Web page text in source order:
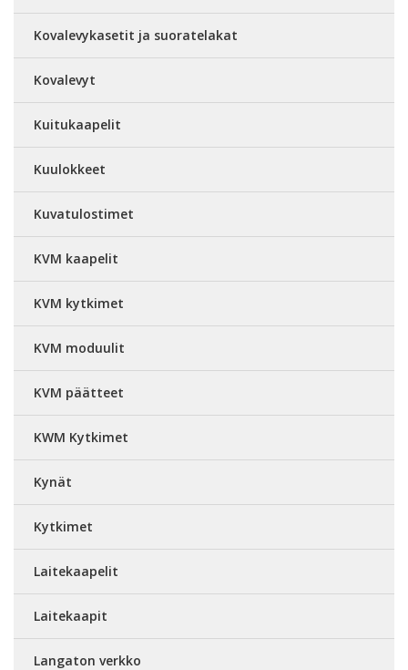
Kovalevykasetit ja suoratelakat
Kovalevyt
Kuitukaapelit
Kuulokkeet
Kuvatulostimet
KVM kaapelit
KVM kytkimet
KVM moduulit
KVM päätteet
KWM Kytkimet
Kynät
Kytkimet
Laitekaapelit
Laitekaapit
Langaton verkko